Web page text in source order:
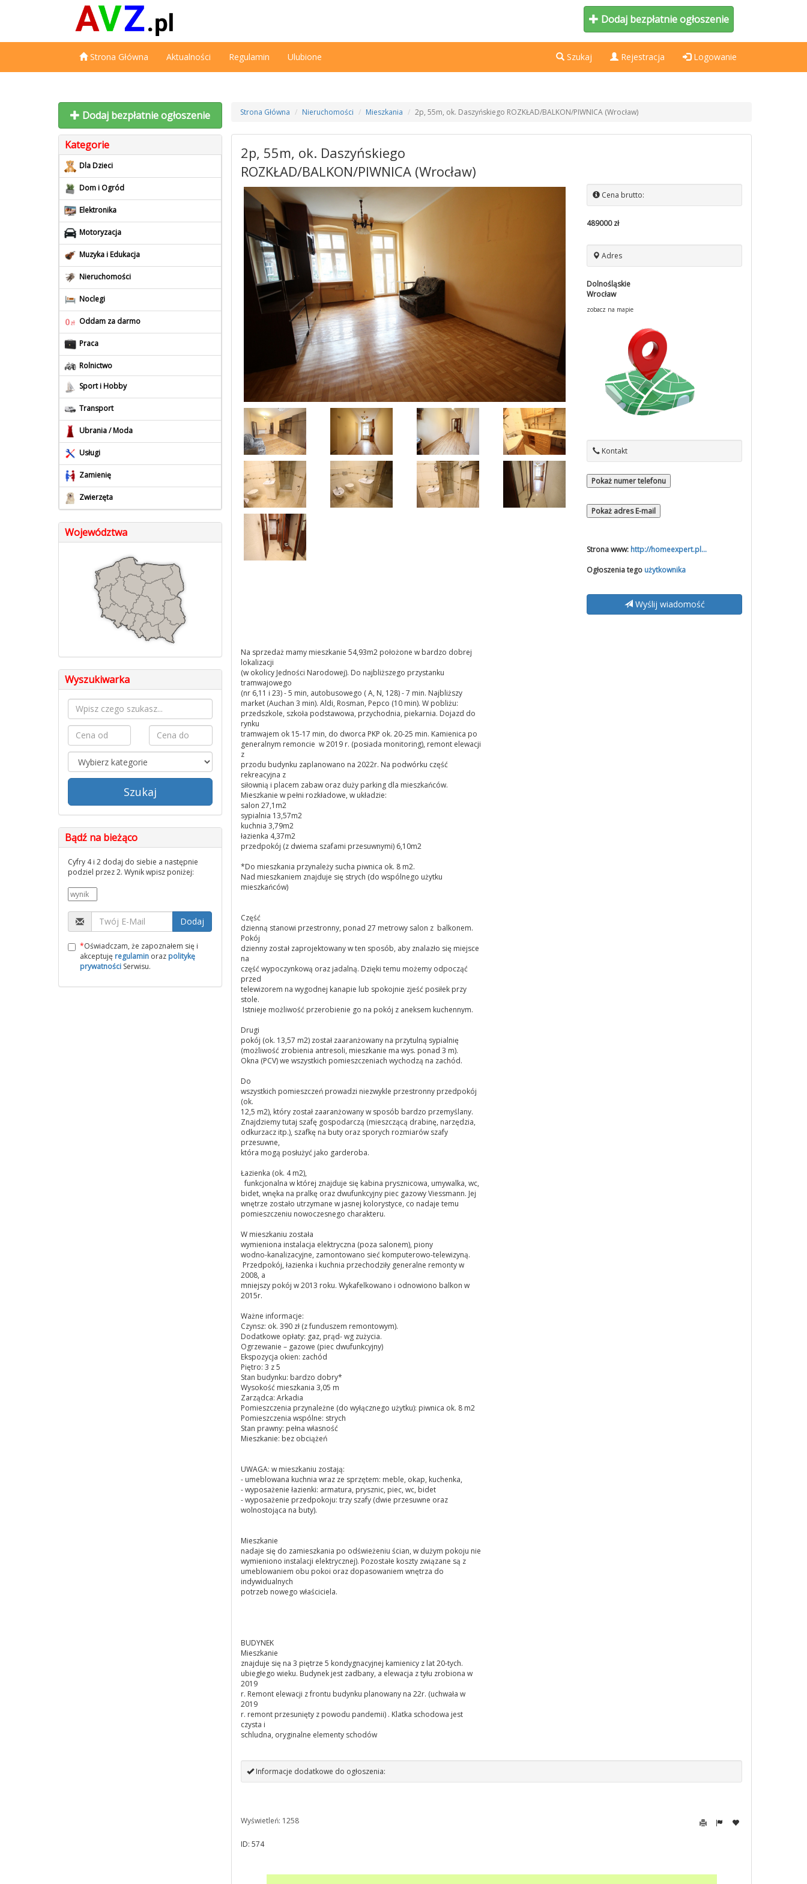
Dodaj bezpłatnie ogłoszenie
Strona Główna Aktualności Regulamin Ulubione Szukaj Rejestracja Logowanie
Dodaj bezpłatnie ogłoszenie
Kategorie
Dla Dzieci
Dom i Ogród
Elektronika
Motoryzacja
Muzyka i Edukacja
Nieruchomości
Noclegi
Oddam za darmo
Praca
Rolnictwo
Sport i Hobby
Transport
Ubrania / Moda
Usługi
Zamienię
Zwierzęta
Województwa
Wyszukiwarka
Szukaj
Bądź na bieżąco
Cyfry 4 i 2 dodaj do siebie a następnie
podziel przez 2. Wynik wpisz poniżej:
Dodaj
*Oświadczam, że zapoznałem się i
akceptuję regulamin oraz politykę
prywatności Serwisu.
Strona Główna Nieruchomości Mieszkania 2p, 55m, ok. Daszyńskiego ROZKŁAD/BALKON/PIWNICA (Wrocław)
2p, 55m, ok. Daszyńskiego
ROZKŁAD/BALKON/PIWNICA (Wrocław)
Cena brutto:
489000 zł
Adres
Dolnośląskie
Wrocław
zobacz na mapie
Kontakt
Pokaż numer telefonu
Pokaż adres E-mail
Strona www: http://homeexpert.pl...
Ogłoszenia tego użytkownika
Wyślij wiadomość
Na sprzedaż mamy mieszkanie 54,93m2 położone w bardzo dobrej
lokalizacji
(w okolicy Jedności Narodowej). Do najbliższego przystanku
tramwajowego
(nr 6,11 i 23) - 5 min, autobusowego ( A, N, 128) - 7 min. Najbliższy
market (Auchan 3 min). Aldi, Rosman, Pepco (10 min). W pobliżu:
przedszkole, szkoła podstawowa, przychodnia, piekarnia. Dojazd do
rynku
tramwajem ok 15-17 min, do dworca PKP ok. 20-25 min. Kamienica po
generalnym remoncie w 2019 r. (posiada monitoring), remont elewacji
z
przodu budynku zaplanowano na 2022r. Na podwórku część
rekreacyjna z
siłownią i placem zabaw oraz duży parking dla mieszkańców.
Mieszkanie w pełni rozkładowe, w układzie:
salon 27,1m2
sypialnia 13,57m2
kuchnia 3,79m2
łazienka 4,37m2
przedpokój (z dwiema szafami przesuwnymi) 6,10m2
*Do mieszkania przynależy sucha piwnica ok. 8 m2.
Nad mieszkaniem znajduje się strych (do wspólnego użytku
mieszkańców)
Część
dzienną stanowi przestronny, ponad 27 metrowy salon z balkonem.
Pokój
dzienny został zaprojektowany w ten sposób, aby znalazło się miejsce
na
część wypoczynkową oraz jadalną. Dzięki temu możemy odpocząć
przed
telewizorem na wygodnej kanapie lub spokojnie zjeść posiłek przy
stole.
Istnieje możliwość przerobienie go na pokój z aneksem kuchennym.
Drugi
pokój (ok. 13,57 m2) został zaaranżowany na przytulną sypialnię
(możliwość zrobienia antresoli, mieszkanie ma wys. ponad 3 m).
Okna (PCV) we wszystkich pomieszczeniach wychodzą na zachód.
Do
wszystkich pomieszczeń prowadzi niezwykle przestronny przedpokój
(ok.
12,5 m2), który został zaaranżowany w sposób bardzo przemyślany.
Znajdziemy tutaj szafę gospodarczą (mieszczącą drabinę, narzędzia,
odkurzacz itp.), szafkę na buty oraz sporych rozmiarów szafy
przesuwne,
która mogą posłużyć jako garderoba.
Łazienka (ok. 4 m2),
funkcjonalna w której znajduje się kabina prysznicowa, umywalka, wc,
bidet, wnęka na pralkę oraz dwufunkcyjny piec gazowy Viessmann. Jej
wnętrze zostało utrzymane w jasnej kolorystyce, co nadaje temu
pomieszczeniu nowoczesnego charakteru.
W mieszkaniu została
wymieniona instalacja elektryczna (poza salonem), piony
wodno-kanalizacyjne, zamontowano sieć komputerowo-telewizyną.
Przedpokój, łazienka i kuchnia przechodziły generalne remonty w
2008, a
mniejszy pokój w 2013 roku. Wykafelkowano i odnowiono balkon w
2015r.
Ważne informacje:
Czynsz: ok. 390 zł (z funduszem remontowym).
Dodatkowe opłaty: gaz, prąd- wg zużycia.
Ogrzewanie – gazowe (piec dwufunkcyjny)
Ekspozycja okien: zachód
Piętro: 3 z 5
Stan budynku: bardzo dobry*
Wysokość mieszkania 3,05 m
Zarządca: Arkadia
Pomieszczenia przynależne (do wyłącznego użytku): piwnica ok. 8 m2
Pomieszczenia wspólne: strych
Stan prawny: pełna własność
Mieszkanie: bez obciążeń
UWAGA: w mieszkaniu zostają:
- umeblowana kuchnia wraz ze sprzętem: meble, okap, kuchenka,
- wyposażenie łazienki: armatura, prysznic, piec, wc, bidet
- wyposażenie przedpokoju: trzy szafy (dwie przesuwne oraz
wolnostojąca na buty).
Mieszkanie
nadaje się do zamieszkania po odświeżeniu ścian, w dużym pokoju nie
wymieniono instalacji elektrycznej). Pozostałe koszty związane są z
umeblowaniem obu pokoi oraz dopasowaniem wnętrza do
indywidualnych
potrzeb nowego właściciela.
BUDYNEK
Mieszkanie
znajduje się na 3 piętrze 5 kondygnacyjnej kamienicy z lat 20-tych.
ubiegłego wieku. Budynek jest zadbany, a elewacja z tyłu zrobiona w
2019
r. Remont elewacji z frontu budynku planowany na 22r. (uchwała w
2019
r. remont przesunięty z powodu pandemii) . Klatka schodowa jest
czysta i
schludna, oryginalne elementy schodów
Informacje dodatkowe do ogłoszenia:
Wyświetleń: 1258
ID: 574